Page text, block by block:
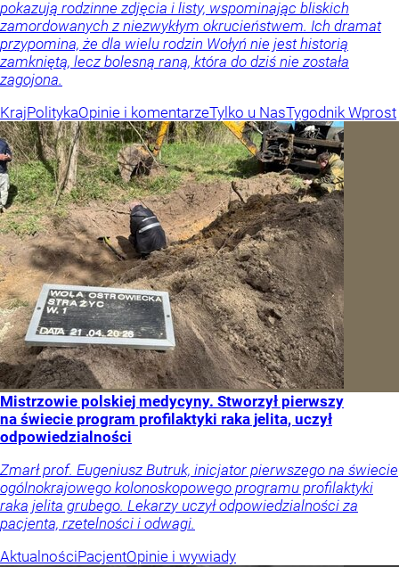
pokazują rodzinne zdjęcia i listy, wspominając bliskich
zamordowanych z niezwykłym okrucieństwem. Ich dramat
przypomina, że dla wielu rodzin Wołyń nie jest historią
zamkniętą, lecz bolesną raną, która do dziś nie została
zagojona.
KrajPolitykaOpinie i komentarzeTylko u NasTygodnik Wprost
Mistrzowie polskiej medycyny. Stworzył pierwszy
na świecie program profilaktyki raka jelita, uczył
odpowiedzialności
Zmarł prof. Eugeniusz Butruk, inicjator pierwszego na świecie
ogólnokrajowego kolonoskopowego programu profilaktyki
raka jelita grubego. Lekarzy uczył odpowiedzialności za
pacjenta, rzetelności i odwagi.
AktualnościPacjentOpinie i wywiady